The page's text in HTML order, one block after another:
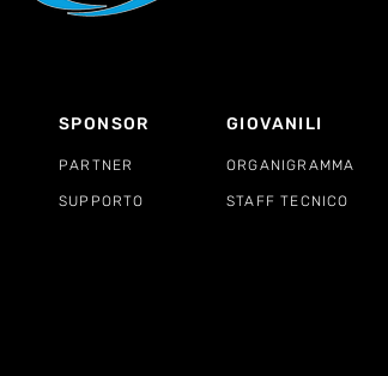
SPONSOR
PARTNER
SUPPORTO
GIOVANILI
ORGANIGRAMMA
STAFF TECNICO